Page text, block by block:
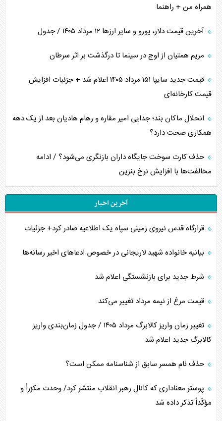
همراه من + راهنما
آخرین قیمت دلار، یورو و سایر ارز‌ها ۱۲ مرداد ۱۴۰۵ / جدول
مریم همتیان از اوج در سینما تا درگذشت بر اثر سرطان
قیمت جدید سایپا ۱۵۱ مرداد ۱۴۰۵ اعلام شد + جزئیات افزایش
قیمت کارخانه‌ای
انحلال ماکان بند؛ جدایی امیر مقاره و رهام هادیان بعد از یک دهه
همکاری صحت دارد؟
حذف کارت سوخت جایگاه داران بازنگری می‌شود؟ / ادامه
مخالفت‌ها با افزایش نرخ بنزین
آخرین اخبار
قرارگاه قدس نیروی زمینی سپاه یک اطلاعیه صادر کرد+ جزئیات
بیانیه خانواده شهید لاریجانی در خصوص ادعاهای اخیر رسانه‌ها
شرط جدید برای بازنشستگی اعلام شد
قیمت مرغ از نیمه مرداد تغییر می‌کند
تغییر زمان واریز کالابرگ مرداد ۱۴۰۵ / جدول زمان‌بندی واریز
کالابرگ جدید اعلام شد
حذف نام همسر سابق از شناسنامه ممکن است؟
پوستر معناداری که کانال رهبر انقلاب منتشر کرد/ وحدت مکرّراً و
مؤکّداً تذکر داده شد